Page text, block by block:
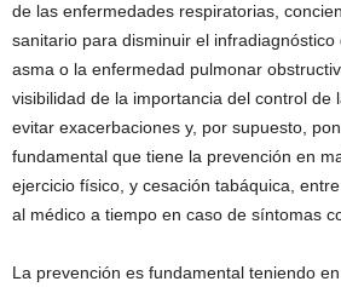
de las enfermedades respiratorias,
sanitario para disminuir el
asma o la enfermedad pulmonar
visibilidad de la importancia del control de
evitar exacerbaciones y, por supuesto,
fundamental que tiene la prevención en
ejercicio físico, y cesación tabáquica,
al médico a tiempo en caso de síntomas
La prevención es fundamental teniendo